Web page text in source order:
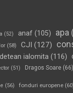
(52) anaf (105) apa
(58) CJI (127)
ialomita (116)
(51) Dragos Soare (66)
(56) fonduri europene